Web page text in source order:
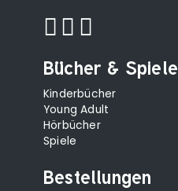
Bücher & Spiele
Kinderbücher
Young Adult
Hörbücher
Spiele
Bestellungen